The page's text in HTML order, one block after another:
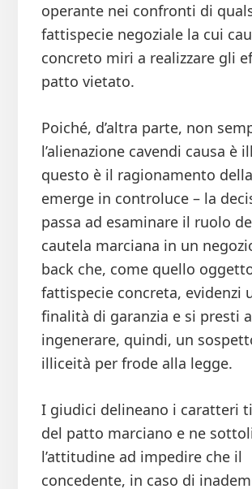
operante nei confronti di
fattispecie negoziale la cui
concreto miri a realizzare gli
patto vietato.
Poiché, d’altra parte, non
l’alienazione cavendi causa è
questo è il ragionamento della
emerge in controluce – la
passa ad esaminare il ruolo
cautela marciana in un
back che, come quello
fattispecie concreta, evidenzi
finalità di garanzia e si presti a
ingenerare, quindi, un
illiceità per frode alla legge.
I giudici delineano i caratteri
del patto marciano e ne
l’attitudine ad impedire che il
concedente, in caso di